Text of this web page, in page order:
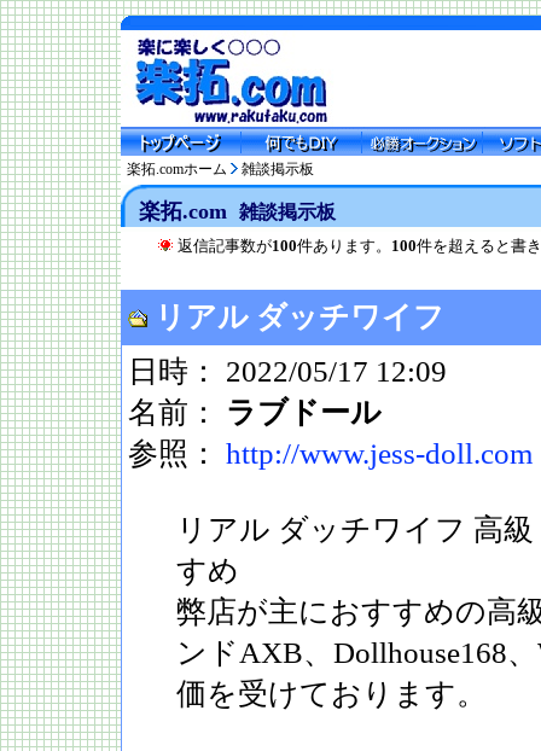
楽拓.comホーム 雑談掲示板
楽拓.com 雑談掲示板
返信記事数が100件あります。 100件を超えると書
リアル ダッチワイフ
日時： 2022/05/17 12:09
名前： ラブドール
参照： http://www.jess-doll.com
リアル ダッチワイフ 高
すめ
弊店が主におすすめの高
ンドAXB、Dollhouse168
価を受けております。